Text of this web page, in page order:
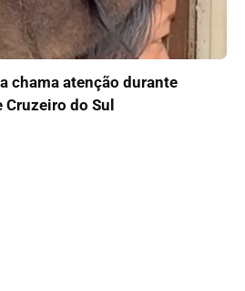
chama atenção durante
do Sul